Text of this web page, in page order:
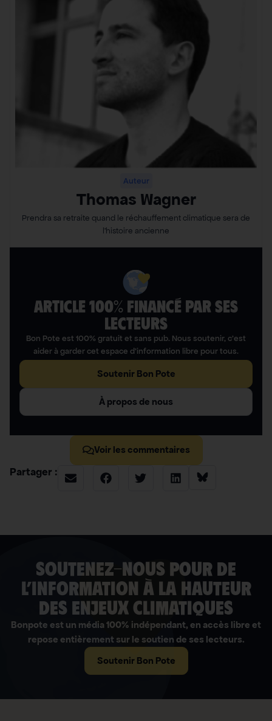
Auteur
Thomas Wagner
Prendra sa retraite quand le réchauffement climatique sera de
l’histoire ancienne
ARTICLE 100% FINANCÉ PAR SES
LECTEURS​
Bon Pote est 100% gratuit et sans pub. Nous soutenir, c’est
aider à garder cet espace d’information libre pour tous.
Soutenir Bon Pote
À propos de nous
Voir les commentaires
Partager :
soutenez-nous pour de
l’information à la hauteur
des enjeux climatiques
Bonpote est un média 100% indépendant, en accès libre et
repose entièrement sur le soutien de ses lecteurs.
Soutenir Bon Pote